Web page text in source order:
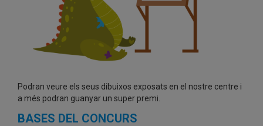
Podran veure els seus dibuixos exposats en el nostre centre i
a més podran guanyar un super premi.
BASES DEL CONCURS